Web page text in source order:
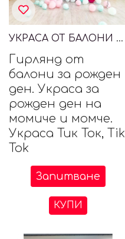
УКРАСА ОТ БАЛОНИ ТИК ТОК, TIK TOK
Гирлянд от
балони за рожден
ден. Украса за
рожден ден на
момиче и момче.
Украса Тик Ток, Tik
Tok
Запитване
КУПИ